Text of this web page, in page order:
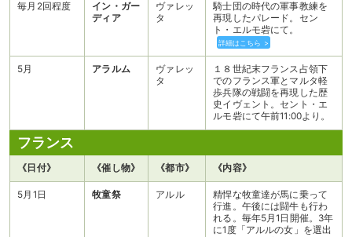
毎月2回程度
イン・ガー
ディア
ヴァレッ
タ
騎士団の時代の軍事教練を
再現したパレード。セン
ト・エルモ砦にて。
詳細はこちら >
5月 アラルム
ヴァレッ
タ
１８世紀末フランス占領下
でのフランス軍とマルタ軽
歩兵隊の戦闘を再現した歴
史イヴェント。セント・エ
ルモ砦にて午前11:00より。
フランス
《日付》 《催し物》 《都市》 《内容》
5月1日 牧童祭 アルル
精悍な牧童達が馬に乗って
行進。午後には闘牛も行わ
れる。毎年5月1日開催。3年
に1度「アルルの女」を選出